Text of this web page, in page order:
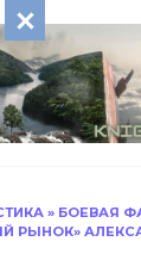
» БОЕВАЯ
РЫНОК»